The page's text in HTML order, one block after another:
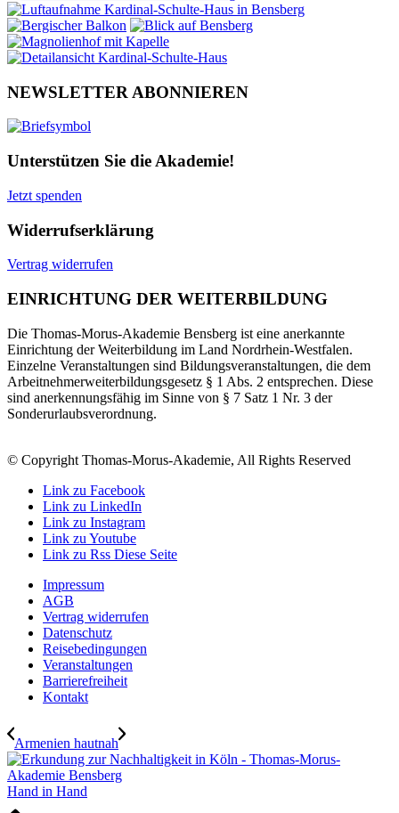
NEWSLETTER ABONNIEREN
Unterstützen Sie die Akademie!
Jetzt spenden
Widerrufserklärung
Vertrag widerrufen
EINRICHTUNG DER WEITERBILDUNG
Die Thomas-Morus-Akademie Bensberg ist eine anerkannte
Einrichtung der Weiterbildung im Land Nordrhein-Westfalen.
Einzelne Veranstaltungen sind Bildungsveranstaltungen, die dem
Arbeitnehmerweiterbildungsgesetz § 1 Abs. 2 entsprechen. Diese
sind anerkennungsfähig im Sinne von § 7 Satz 1 Nr. 3 der
Sonderurlaubsverordnung.
© Copyright Thomas-Morus-Akademie, All Rights Reserved
Link zu Facebook
Link zu LinkedIn
Link zu Instagram
Link zu Youtube
Link zu Rss Diese Seite
Impressum
AGB
Vertrag widerrufen
Datenschutz
Reisebedingungen
Veranstaltungen
Barrierefreiheit
Kontakt
Armenien hautnah
Hand in Hand